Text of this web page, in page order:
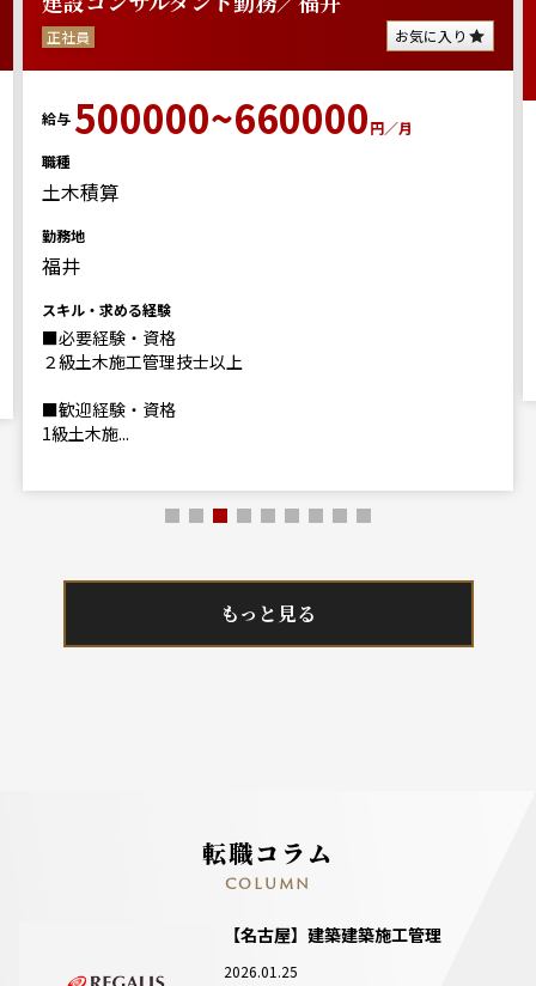
正社員 お気に入り
給与 500000~660000円／月
職種
土木積算
勤務地
福井
スキル・求める経験
■必要経験・資格
２級土木施工管理技士以上
■歓迎経験・資格
1級土木施...
もっと見る
転職コラム
COLUMN
【名古屋】建築建築施工管理
2026.01.25